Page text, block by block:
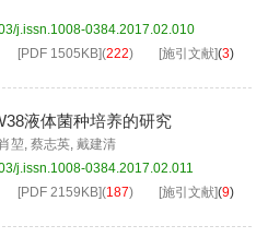
j.issn.1008-0384.2017.02.010
[PDF 1505KB](222) [施引文献](3)
液体菌种培养的研究
堃, 蔡志英, 戴建清
j.issn.1008-0384.2017.02.011
[PDF 2159KB](187) [施引文献](9)